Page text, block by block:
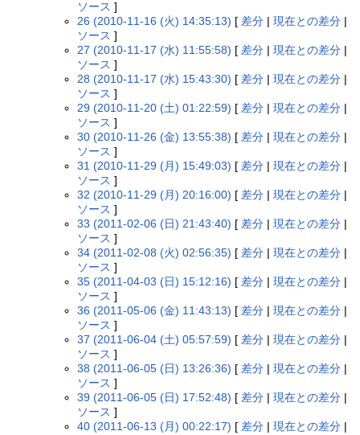
ソース ]
26 (2010-11-16 (火) 14:35:13) [ 差分 |現在との差分 |
ソース ]
27 (2010-11-17 (水) 11:55:58) [ 差分 |現在との差分 |
ソース ]
28 (2010-11-17 (水) 15:43:30) [ 差分 |現在との差分 |
ソース ]
29 (2010-11-20 (土) 01:22:59) [ 差分 |現在との差分 |
ソース ]
30 (2010-11-26 (金) 13:55:38) [ 差分 |現在との差分 |
ソース ]
31 (2010-11-29 (月) 15:49:03) [ 差分 |現在との差分 |
ソース ]
32 (2010-11-29 (月) 20:16:00) [ 差分 |現在との差分 |
ソース ]
33 (2011-02-06 (日) 21:43:40) [ 差分 |現在との差分 |
ソース ]
34 (2011-02-08 (火) 02:56:35) [ 差分 |現在との差分 |
ソース ]
35 (2011-04-03 (日) 15:12:16) [ 差分 |現在との差分 |
ソース ]
36 (2011-05-06 (金) 11:43:13) [ 差分 |現在との差分 |
ソース ]
37 (2011-06-04 (土) 05:57:59) [ 差分 |現在との差分 |
ソース ]
38 (2011-06-05 (日) 13:26:36) [ 差分 |現在との差分 |
ソース ]
39 (2011-06-05 (日) 17:52:48) [ 差分 |現在との差分 |
ソース ]
40 (2011-06-13 (月) 00:22:17) [ 差分 |現在との差分 |